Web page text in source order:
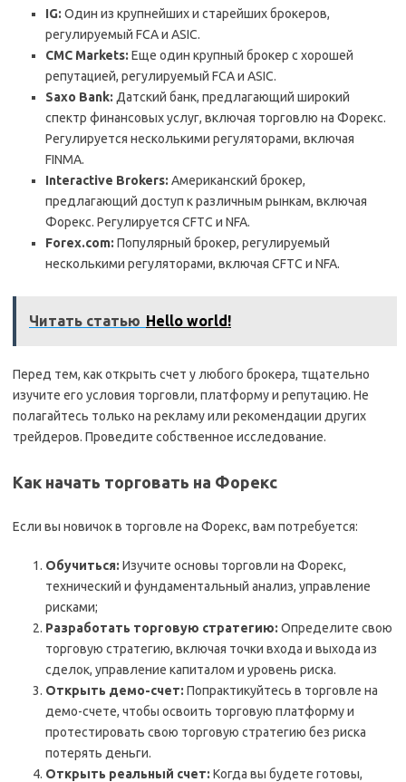
IG: Один из крупнейших и старейших брокеров,
регулируемый FCA и ASIC.
CMC Markets: Еще один крупный брокер с хорошей
репутацией, регулируемый FCA и ASIC.
Saxo Bank: Датский банк, предлагающий широкий
спектр финансовых услуг, включая торговлю на Форекс.
Регулируется несколькими регуляторами, включая
FINMA.
Interactive Brokers: Американский брокер,
предлагающий доступ к различным рынкам, включая
Форекс. Регулируется CFTC и NFA.
Forex.com: Популярный брокер, регулируемый
несколькими регуляторами, включая CFTC и NFA.
Читать статью Hello world!
Перед тем, как открыть счет у любого брокера, тщательно
изучите его условия торговли, платформу и репутацию. Не
полагайтесь только на рекламу или рекомендации других
трейдеров. Проведите собственное исследование.
Как начать торговать на Форекс
Если вы новичок в торговле на Форекс, вам потребуется:
Обучиться: Изучите основы торговли на Форекс,
технический и фундаментальный анализ, управление
рисками;
Разработать торговую стратегию: Определите свою
торговую стратегию, включая точки входа и выхода из
сделок, управление капиталом и уровень риска.
Открыть демо-счет: Попрактикуйтесь в торговле на
демо-счете, чтобы освоить торговую платформу и
протестировать свою торговую стратегию без риска
потерять деньги.
Открыть реальный счет: Когда вы будете готовы,